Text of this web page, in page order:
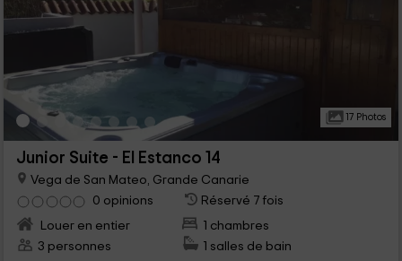
17 Photos
Junior Suite - El Estanco 14
Vega de San Mateo, Grande Canarie
0 opinions
Réservé 7 fois
Louer en entier
1 chambres
3 personnes
1 salles de bain